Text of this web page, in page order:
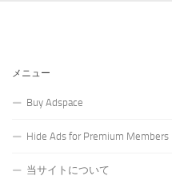
メニュー
Buy Adspace
Hide Ads for Premium Members
当サイトについて